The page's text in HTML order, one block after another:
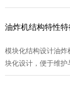
及导热油加热等多
规油炸食品。温控系
油炸机结构特性特
模块化结构设计油
块化设计，便于维护
损坏时，用户可在